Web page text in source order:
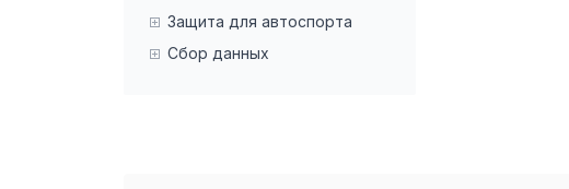
Защита для автоспорта
Сбор данных